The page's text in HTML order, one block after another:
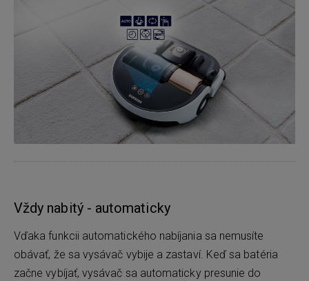
Vždy nabitý - automaticky
Vďaka funkcii automatického nabíjania sa nemusíte
obávať, že sa vysávač vybije a zastaví. Keď sa batéria
začne vybíjať, vysávač sa automaticky presunie do